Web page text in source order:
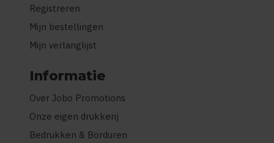
Registreren
Mijn bestellingen
Mijn verlanglijst
Informatie
Over Jobo Promotions
Onze eigen drukkerij
Bedrukken & Borduren